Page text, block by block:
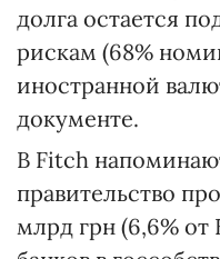
долга остается
рискам (68%
иностранной
документе.
В Fitch
правительство
млрд грн (6,6% от